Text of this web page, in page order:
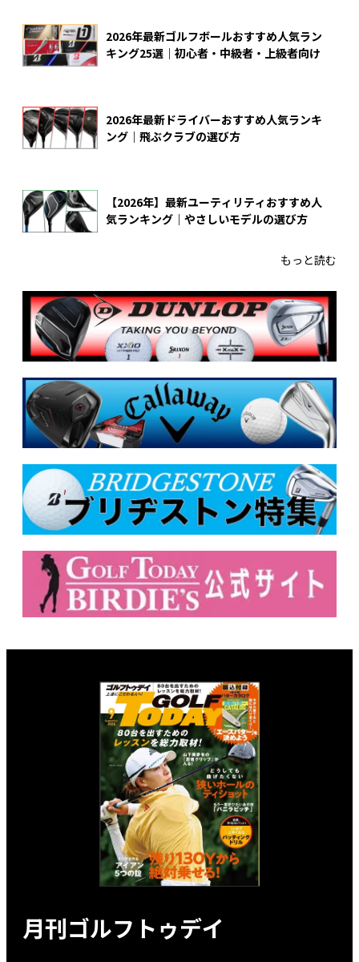
2026年最新ゴルフボールおすすめ人気ラン
キング25選｜初心者・中級者・上級者向け
2026年最新ドライバーおすすめ人気ランキ
ング｜飛ぶクラブの選び方
【2026年】最新ユーティリティおすすめ人
気ランキング｜やさしいモデルの選び方
もっと読む
月刊ゴルフトゥデイ